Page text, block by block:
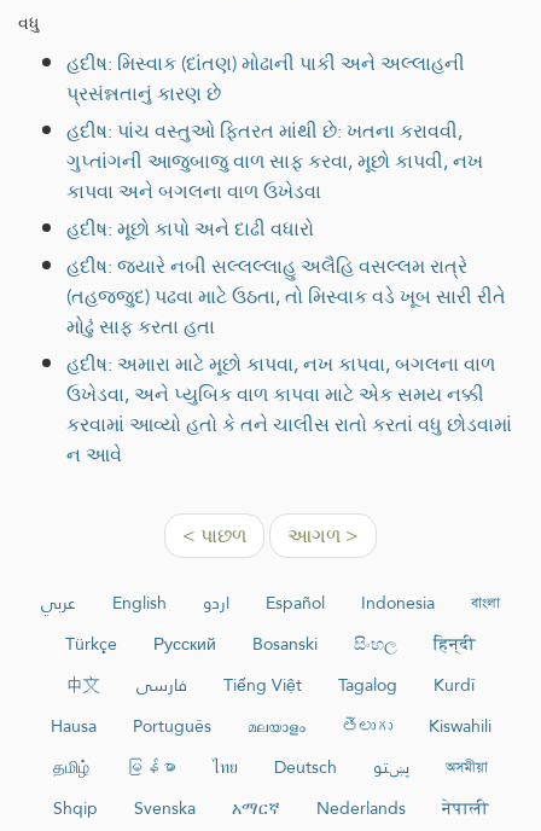
વધુ
હદીષ: મિસ્વાક (દાંતણ) મોઢાની પાકી અને અલ્લાહની
પ્રસંન્નતાનું કારણ છે
હદીષ: પાંચ વસ્તુઓ ફિતરત માંથી છે: ખતના કરાવવી,
ગુપ્તાંગની આજુબાજુ વાળ સાફ કરવા, મૂછો કાપવી, નખ
કાપવા અને બગલના વાળ ઉખેડવા
હદીષ: મૂછો કાપો અને દાઢી વધારો
હદીષ: જ્યારે નબી સલ્લલ્લાહુ અલૈહિ વસલ્લમ રાત્રે
(તહજ્જુદ) પઢવા માટે ઉઠતા, તો મિસ્વાક વડે ખૂબ સારી રીતે
મોઢું સાફ કરતા હતા
હદીષ: અમારા માટે મૂછો કાપવા, નખ કાપવા, બગલના વાળ
ઉખેડવા, અને પ્યુબિક વાળ કાપવા માટે એક સમય નક્કી
કરવામાં આવ્યો હતો કે તને ચાલીસ રાતો કરતાં વધુ છોડવામાં
ન આવે
< પાછળ આગળ >
عربي English اردو Español Indonesia
বাংলা
Türkçe
Русский Bosanski සිංහල
हिन्दी
中文
فارسی Tiếng Việt Tagalog
Kurdî
Hausa
Português മലയാളം తెలుగు
Kiswahili
தமிழ்
မြန်မာ ไทย Deutsch پښتو
অসমীয়া
Shqip
Svenska አማርኛ Nederlands
नेपाली